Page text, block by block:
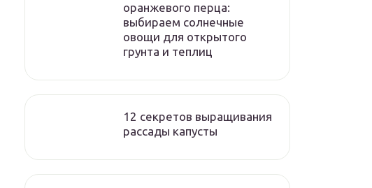
оранжевого перца:
выбираем солнечные
овощи для открытого
грунта и теплиц
12 секретов выращивания
рассады капусты